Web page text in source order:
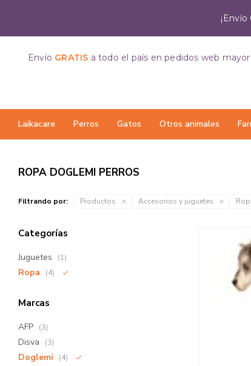
Laikacare Perros Gatos Otros animales
Envío GRATIS a todo el país en pedidos web
ROPA DOGLEMI PERROS
Filtrando por: Productos Accesorios y juguetes
Categorías
Juguetes (1)
Ropa (4)
Marcas
AFP (3)
Disva (3)
Doglemi (4)